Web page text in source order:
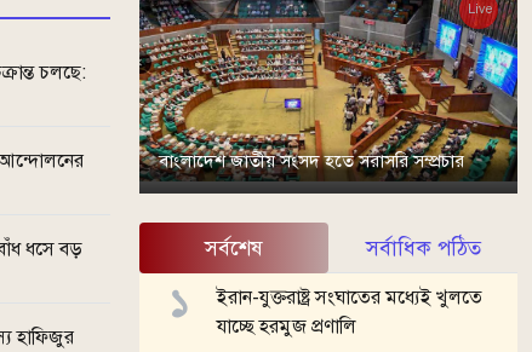
চলছে:
ধসে বড়
হাফিজুর
Live
বাংলাদেশ জাতীয় সংসদ হতে সরাসরি সম্প্রচার
সর্বশেষ সর্বাধিক পঠিত
ইরান-যুক্তরাষ্ট্র সংঘাতের মধ্যেই খুলতে
যাচ্ছে হরমুজ প্রণালি